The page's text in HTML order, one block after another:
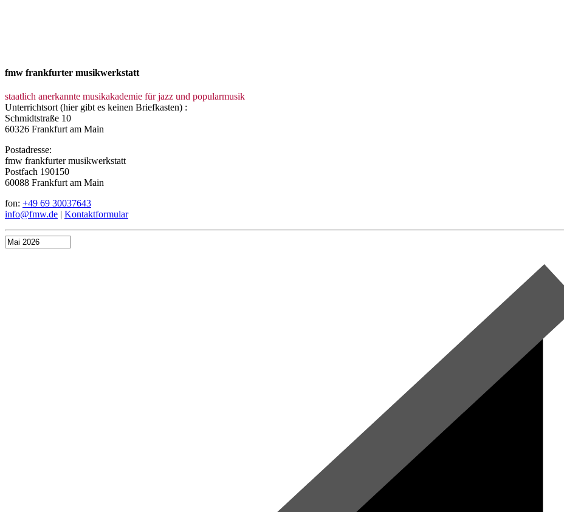
fmw frankfurter musikwerkstatt
staatlich anerkannte musikakademie für jazz und popularmusik
Unterrichtsort (hier gibt es keinen Briefkasten) :
Schmidtstraße 10
60326 Frankfurt am Main
Postadresse:
fmw frankfurter musikwerkstatt
Postfach 190150
60088 Frankfurt am Main
fon: +49 69 30037643
info@fmw.de | Kontaktformular